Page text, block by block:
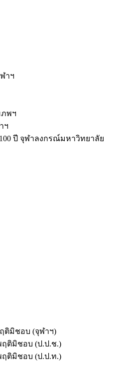
าฯ
พฯ
ฯ
ปี จุฬาลงกรณ์มหาวิทยาลัย
ติมิชอบ (จุฬาฯ)
ฤติมิชอบ (ป.ป.ช.)
ฤติมิชอบ (ป.ป.ท.)